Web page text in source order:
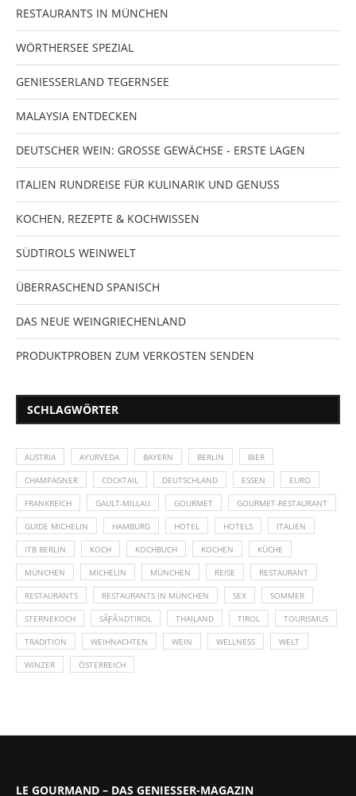
RESTAURANTS IN MÜNCHEN
WÖRTHERSEE SPEZIAL
GENIESSERLAND TEGERNSEE
MALAYSIA ENTDECKEN
DEUTSCHER WEIN: GROSSE GEWÄCHSE - ERSTE LAGEN
ITALIEN RUNDREISE FÜR KULINARIK UND GENUSS
KOCHEN, REZEPTE & KOCHWISSEN
SÜDTIROLS WEINWELT
ÜBERRASCHEND SPANISCH
DAS NEUE WEINGRIECHENLAND
PRODUKTPROBEN ZUM VERKOSTEN SENDEN
SCHLAGWÖRTER
AUSTRIA AYURVEDA BAYERN BERLIN BIER
CHAMPAGNER COCKTAIL DEUTSCHLAND ESSEN EURO
FRANKREICH GAULT-MILLAU GOURMET GOURMET-RESTAURANT
GUIDE MICHELIN HAMBURG HOTEL HOTELS ITALIEN
ITB BERLIN KOCH KOCHBUCH KOCHEN KÜCHE
MÜNCHEN MICHELIN MÜNCHEN REISE RESTAURANT
RESTAURANTS RESTAURANTS IN MÜNCHEN SEX SOMMER
STERNEKOCH SÃƑÂ¼DTIROL THAILAND TIROL TOURISMUS
TRADITION WEIHNACHTEN WEIN WELLNESS WELT
WINZER ÖSTERREICH
LE GOURMAND – DAS GENIESSER-MAGAZIN